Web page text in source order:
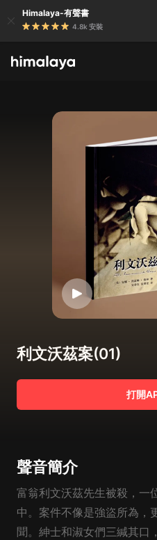
Himalaya-有聲書
4.8k 安裝
利文沃茲案(01)
打開
聲音簡介
富翁利文沃茲先生被殺，一
中。案件不像是強盜所為，
聞。紳士和淑女們三緘其口